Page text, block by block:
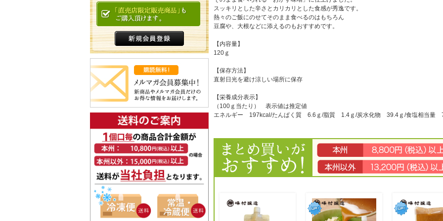
スッキリとした辛さとカリカリとした食感が秀逸です。
熱々のご飯にのせてそのまま食べるのはもちろん
豆腐や、大根などに添えるのもおすすめです。
【内容量】
120ｇ
【保存方法】
直射日光を避け涼しい場所に保存
【栄養成分表示】
（100ｇ当たり） 表示値は推定値
エネルギー 197kcal/たんぱく質 6.6ｇ/脂質 1.4ｇ/炭水化物 39.4ｇ/食塩相当量